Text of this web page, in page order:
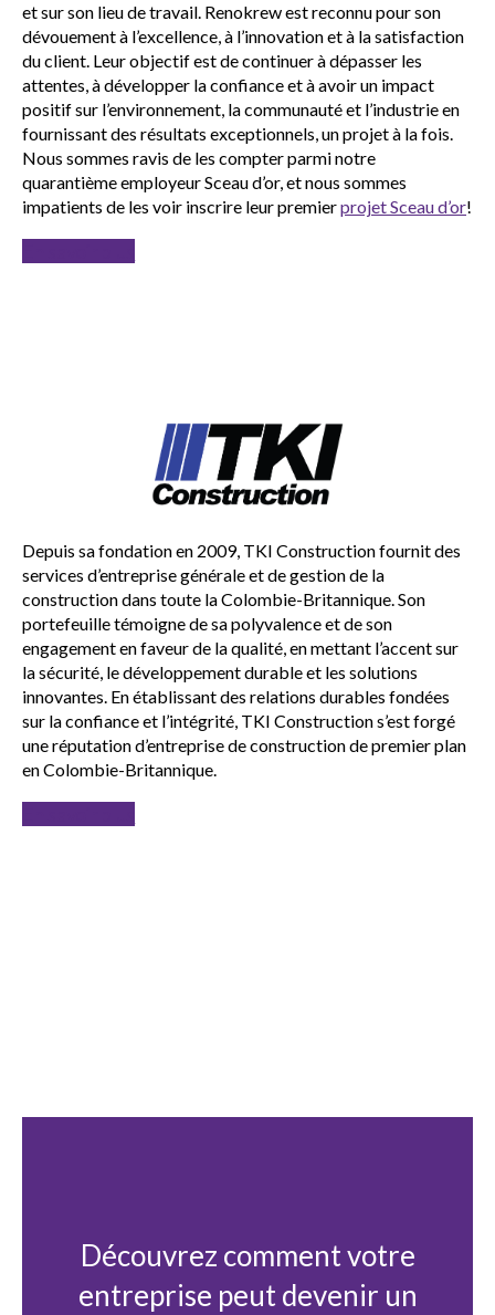
et sur son lieu de travail. Renokrew est reconnu pour son
dévouement à l’excellence, à l’innovation et à la satisfaction
du client. Leur objectif est de continuer à dépasser les
attentes, à développer la confiance et à avoir un impact
positif sur l’environnement, la communauté et l’industrie en
fournissant des résultats exceptionnels, un projet à la fois.
Nous sommes ravis de les compter parmi notre
quarantième employeur Sceau d’or, et nous sommes
impatients de les voir inscrire leur premierprojet Sceau d’or!
Depuis sa fondation en 2009, TKI Construction fournit des
services d’entreprise générale et de gestion de la
construction dans toute la Colombie-Britannique. Son
portefeuille témoigne de sa polyvalence et de son
engagement en faveur de la qualité, en mettant l’accent sur
la sécurité, le développement durable et les solutions
innovantes. En établissant des relations durables fondées
sur la confiance et l’intégrité, TKI Construction s’est forgé
une réputation d’entreprise de construction de premier plan
en Colombie-Britannique.
Découvrez comment votre
entreprise peut devenir un